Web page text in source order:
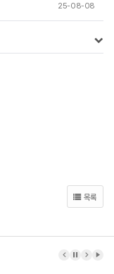
25-08-08
목록
이전 배너
배너 정지
다음 배
배